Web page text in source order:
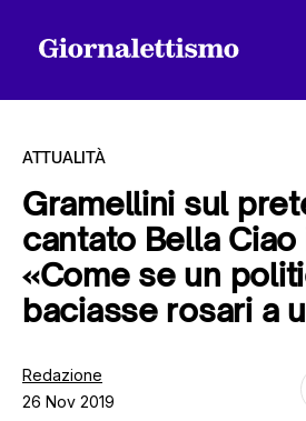
Tutti gli articoli
ATTUALITÀ
Gramellini sul
cantato Bella Ciao
«Come se un
baciasse rosari a
Redazione
26 Nov 2019